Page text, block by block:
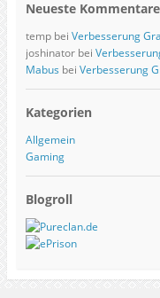
Neueste Kommentare
tempbei Verbesserung
joshinatorbei
Mabus bei Verbesserung
Kategorien
Allgemein
Gaming
Blogroll